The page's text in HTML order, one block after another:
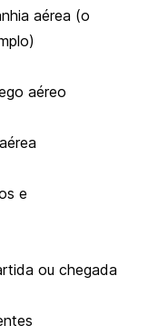
aérea (o
aéreo
e
ou chegada